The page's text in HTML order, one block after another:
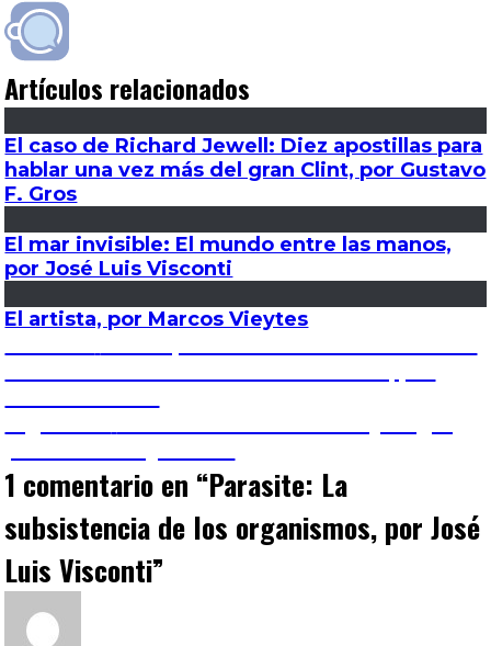
Artículos relacionados
El caso de Richard Jewell: Diez apostillas para
hablar una vez más del gran Clint, por Gustavo
F. Gros
El mar invisible: El mundo entre las manos,
por José Luis Visconti
El artista, por Marcos Vieytes
Navegación
de
entradas
1 comentario en “Parasite: La
subsistencia de los organismos, por José
Luis Visconti”